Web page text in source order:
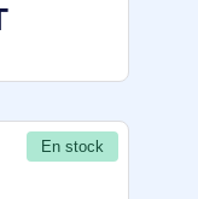
En stock